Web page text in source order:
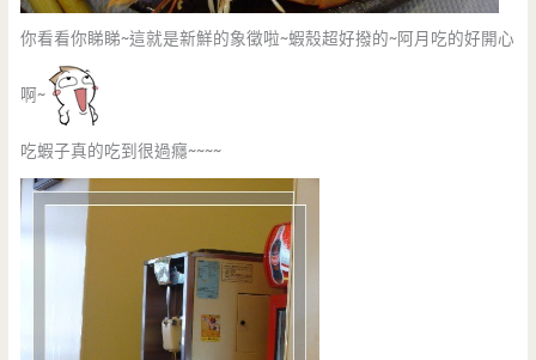
你看看你睇睇~這就是新鮮的象徵啦~蝦殼超好撥的~阿月吃的好開心
啊~
吃蝦子真的吃到很過癮~~~~